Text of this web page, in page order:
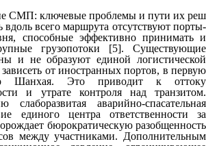
СМП: ключевые проблемы и пути их
всего маршрута отсутствуют порты-
способные эффективно принимать и
грузопотоки [5]. Существующие
и не образуют единой логистической
от иностранных портов, в первую
Шанхая. Это приводит к оттоку
и утрате контроля над транзитом.
слаборазвитая аварийно-спасательная
единого центра ответственности за
бюрократическую разобщенность
между участниками. Дополнительным